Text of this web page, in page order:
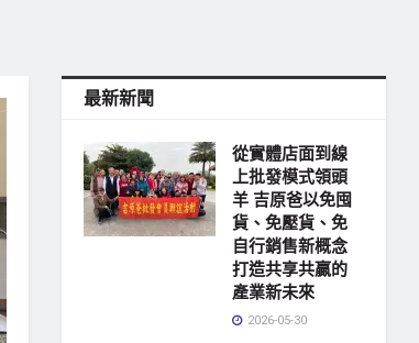
最新新聞
從實體店面到線
上批發模式領頭
羊 吉原爸以免囤
貨、免壓貨、免
自行銷售新概念
打造共享共贏的
產業新未來
2026-05-30